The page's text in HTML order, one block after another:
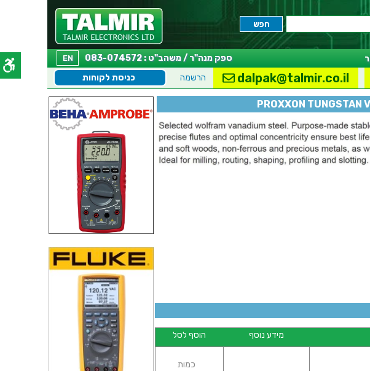
EN
ספק מנה"ר / משהב"ט : 083-074572
כניסת לקוחות הרשמה dalpak@talmir.co.il
PROXXON TUNGSTAN
מידע נוסף הוסף לסל
כמות